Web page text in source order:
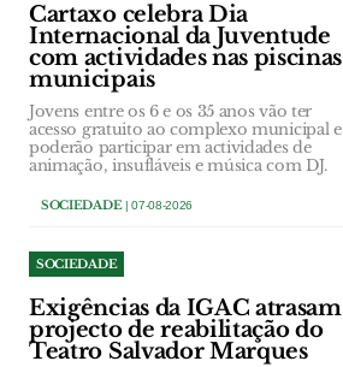
Cartaxo celebra Dia
Internacional da Juventude
com actividades nas piscinas
municipais
Jovens entre os 6 e os 35 anos vão ter
acesso gratuito ao complexo municipal e
poderão participar em actividades de
animação, insufláveis e música com DJ.
SOCIEDADE| 07-08-2026
SOCIEDADE
Exigências da IGAC atrasam
projecto de reabilitação do
Teatro Salvador Marques